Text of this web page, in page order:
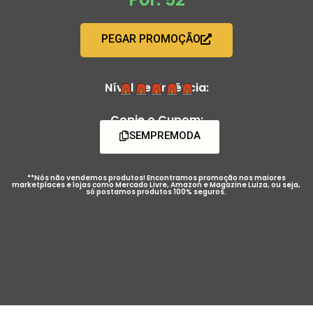
PEGAR PROMOÇÃO
Nível de Urgência:
Copie o Cupom:
SEMPREMODA
**Nós não vendemos produtos! Encontramos promoção nos maiores
marketplaces e lojas como Mercado Livre, Amazon e Magazine Luiza, ou seja,
só postamos produtos 100% seguros.